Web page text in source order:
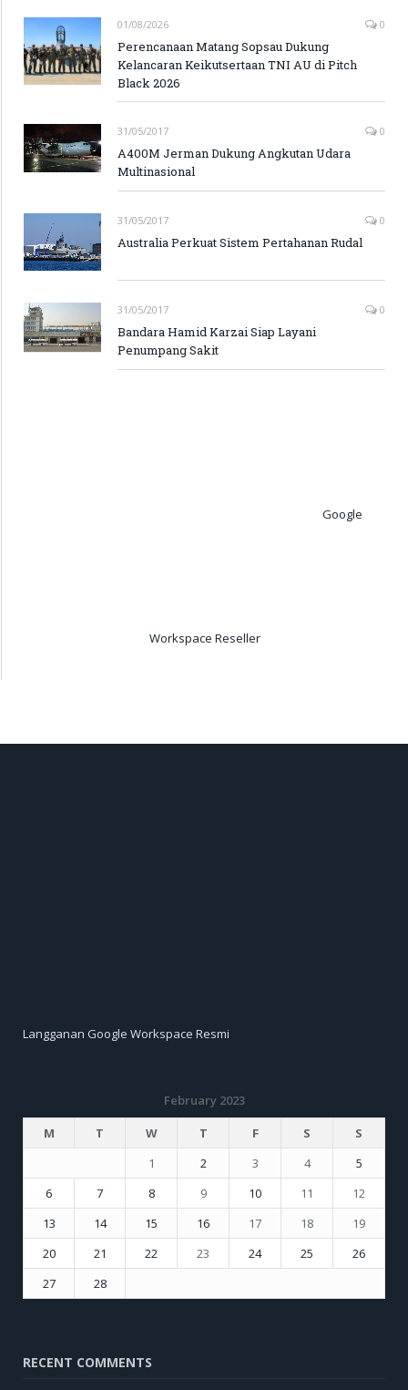
01/08/2026 0
Perencanaan Matang Sopsau Dukung
Kelancaran Keikutsertaan TNI AU di Pitch
Black 2026
31/05/2017 0
A400M Jerman Dukung Angkutan Udara
Multinasional
31/05/2017 0
Australia Perkuat Sistem Pertahanan Rudal
31/05/2017 0
Bandara Hamid Karzai Siap Layani
Penumpang Sakit
Google
Workspace Reseller
Langganan Google Workspace Resmi
February 2023
M
T W T F S
S
1
2 3 4
5
6
7 8 9 10 11
12
13
14 15 16 17 18
19
20
21 22 23 24 25
26
27
28
RECENT COMMENTS